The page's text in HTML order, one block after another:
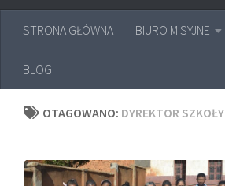
STRONA GŁÓWNA BIURO MISYJNE
BLOG
OTAGOWANO: DYREKTOR SZKOŁY